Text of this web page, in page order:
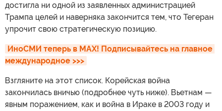
достигла ни одной из заявленных администрацией
Трампа целей и наверняка закончится тем, что Тегеран
упрочит свою стратегическую позицию.
ИноСМИ теперь в MAX! Подписывайтесь на главное
международное >>>
Взгляните на этот список. Корейская война
закончилась вничью (подробнее чуть ниже). Вьетнам —
явным поражением, как и война в Ираке в 2003 году и